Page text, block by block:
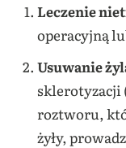
Leczenie
operacyjną
Usuwanie
sklerotyzacji
roztworu,
żyły,